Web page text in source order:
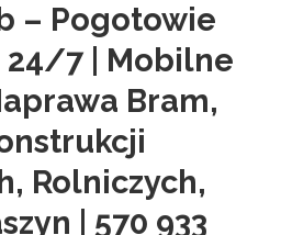
– Pogotowie
24/7 | Mobilne
Bram,
Rolniczych,
| 570 933